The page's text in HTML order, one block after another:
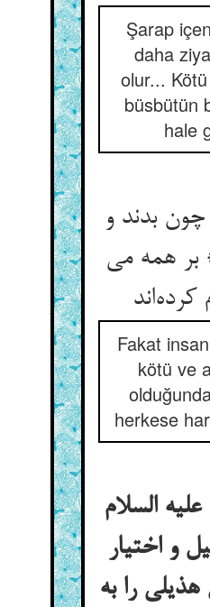
Şarap
daha
olur...
büsbütün
hale
بدند و
بر همه می
کرده‌اند
Fakat
kötü ve
herkese
السلام
و اختیار
را به